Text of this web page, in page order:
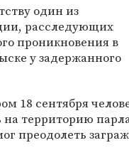
один из
расследующих
проникновения в
у задержанного
18 сентября
территорию
преодолеть